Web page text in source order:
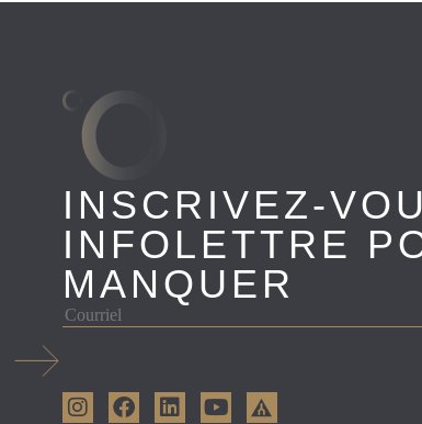
INSCRIVEZ-
INFOLETTRE
MANQUER